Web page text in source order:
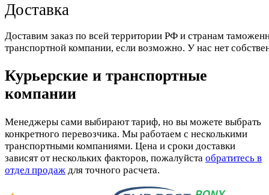
Доставка
Доставим заказ по всей территории РФ и странам
транспортной компании, если возможно. У нас нет
Курьерские и транспортные
компании
Менеджеры сами выбирают тариф, но вы можете выбрать
конкретного перевозчика. Мы работаем с несколькими
транспортными компаниями. Цена и сроки доставки
зависят от нескольких факторов, пожалуйста обратитесь в
отдел продаж для точного расчета.